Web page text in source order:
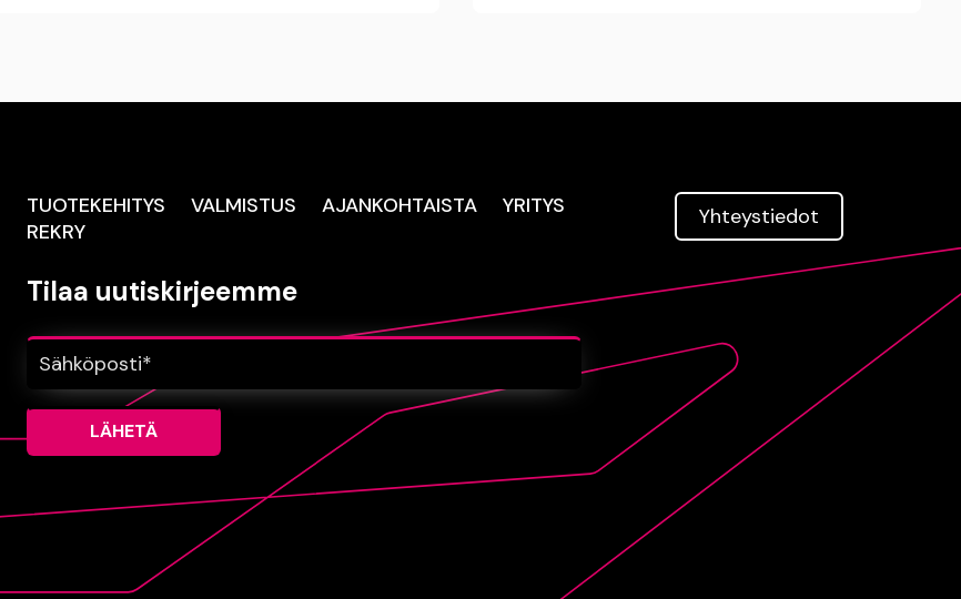
TUOTEKEHITYS VALMISTUS AJANKOHTAISTA
YRITYS
REKRY
Tilaa uutiskirjeemme
Yhteys­tiedot